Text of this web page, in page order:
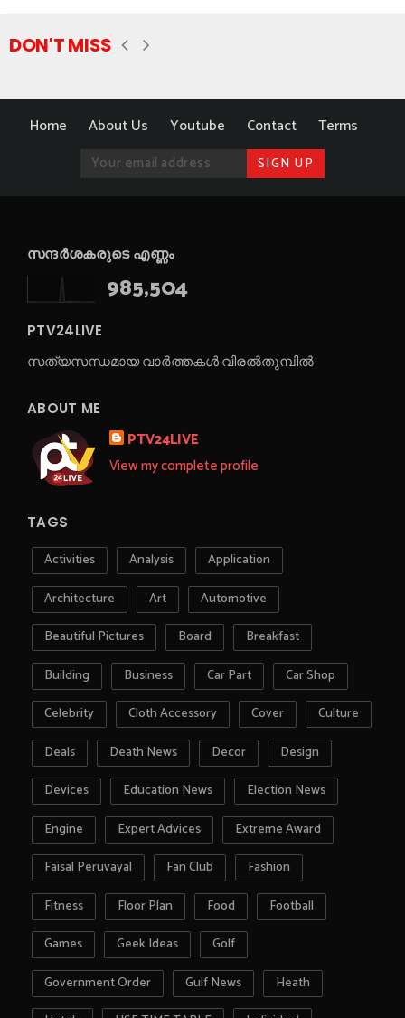
DON'T MISS
Home About Us Youtube Contact Terms
സന്ദർശകരുടെ എണ്ണം
985,504
PTV24LIVE
സത്യസന്ധമായ വാർത്തകൾ വിരൽതുമ്പിൽ
ABOUT ME
PTV24LIVE
View my complete profile
TAGS
Activities Analysis
Application
Architecture
Art
Automotive
Beautiful Pictures
Board
Breakfast
Building
Business Car Part
Car Shop
Celebrity
Cloth Accessory Cover
Culture
Deals
Death News Decor
Design
Devices
Education News
Election News
Engine
Expert Advices
Extreme Award
Faisal Peruvayal
Fan Club
Fashion
Fitness
Floor Plan Food
Football
Games
Geek Ideas
Golf
Government Order
Gulf News
Heath